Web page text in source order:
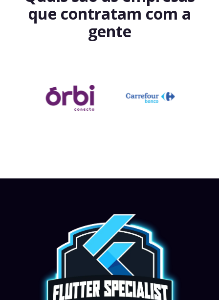
que contratam com a
gente